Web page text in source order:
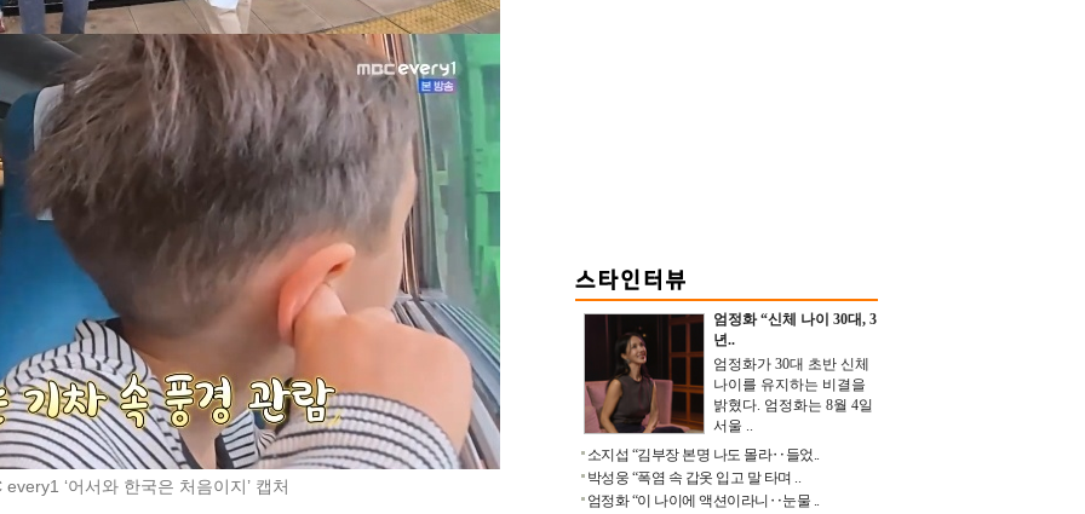
‘어서와 한국은 처음이지’ 캡처
엄정화 “신체 나이 30대, 3
년..
엄정화가 30대 초반 신체
나이를 유지하는 비결을
밝혔다. 엄정화는 8월 4일
서울 ..
소지섭 “김부장 본명 나도 몰라‥들었..
박성웅 “폭염 속 갑옷 입고 말 타며 ..
엄정화 “이 나이에 액션이라니‥눈물 ..